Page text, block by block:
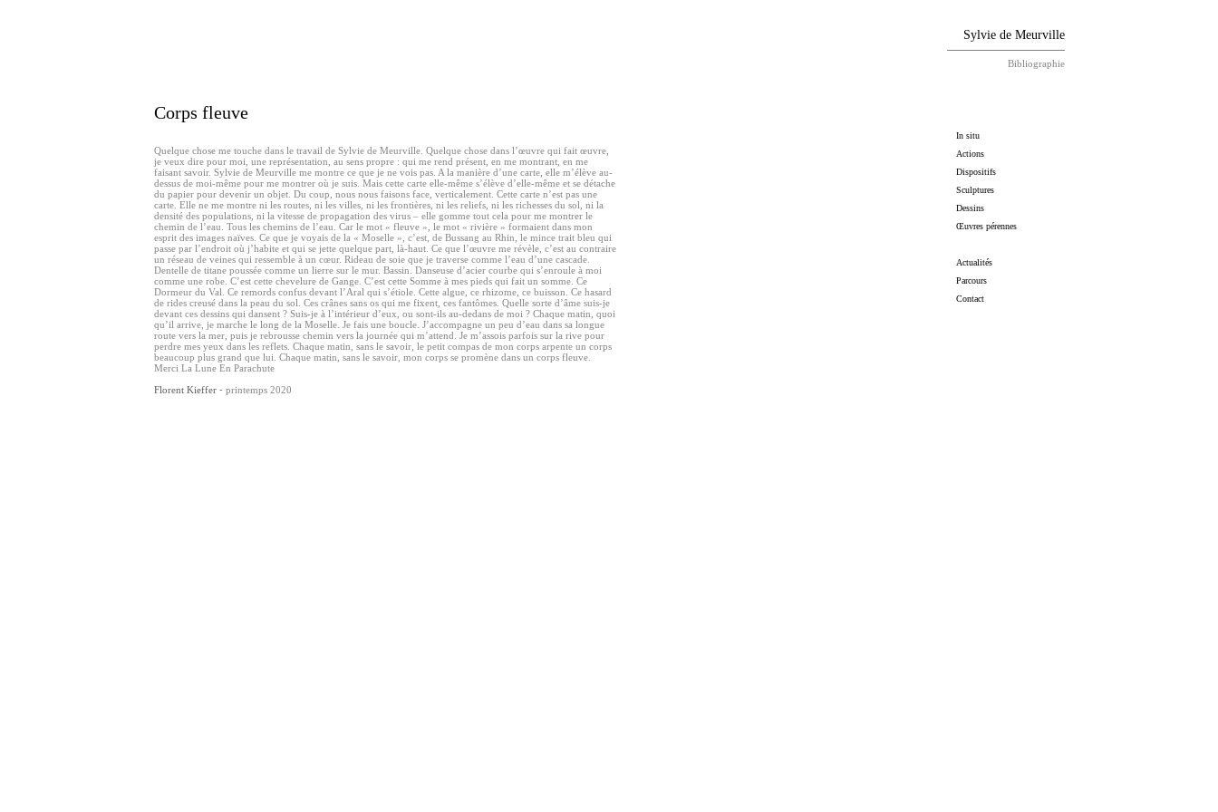
Corps fleuve
Quelque chose me touche dans le travail de Sylvie de Meurville. Quelque chose dans l’œuvre qui fait œuvre,
je veux dire pour moi, une représentation, au sens propre : qui me rend présent, en me montrant, en me
faisant savoir. Sylvie de Meurville me montre ce que je ne vois pas. A la manière d’une carte, elle m’élève au-
dessus de moi-même pour me montrer où je suis. Mais cette carte elle-même s’élève d’elle-même et se détache
du papier pour devenir un objet. Du coup, nous nous faisons face, verticalement. Cette carte n’est pas une
carte. Elle ne me montre ni les routes, ni les villes, ni les frontières, ni les reliefs, ni les richesses du sol, ni la
densité des populations, ni la vitesse de propagation des virus – elle gomme tout cela pour me montrer le
chemin de l’eau. Tous les chemins de l’eau. Car le mot « fleuve », le mot « rivière » formaient dans mon
esprit des images naïves. Ce que je voyais de la « Moselle », c’est, de Bussang au Rhin, le mince trait bleu qui
passe par l’endroit où j’habite et qui se jette quelque part, là-haut. Ce que l’œuvre me révèle, c’est au contraire
un réseau de veines qui ressemble à un cœur. Rideau de soie que je traverse comme l’eau d’une cascade.
Dentelle de titane poussée comme un lierre sur le mur. Bassin. Danseuse d’acier courbe qui s’enroule à moi
comme une robe. C’est cette chevelure de Gange. C’est cette Somme à mes pieds qui fait un somme. Ce
Dormeur du Val. Ce remords confus devant l’Aral qui s’étiole. Cette algue, ce rhizome, ce buisson. Ce hasard
de rides creusé dans la peau du sol. Ces crânes sans os qui me fixent, ces fantômes. Quelle sorte d’âme suis-je
devant ces dessins qui dansent ? Suis-je à l’intérieur d’eux, ou sont-ils au-dedans de moi ? Chaque matin, quoi
qu’il arrive, je marche le long de la Moselle. Je fais une boucle. J’accompagne un peu d’eau dans sa longue
route vers la mer, puis je rebrousse chemin vers la journée qui m’attend. Je m’assois parfois sur la rive pour
perdre mes yeux dans les reflets. Chaque matin, sans le savoir, le petit compas de mon corps arpente un corps
beaucoup plus grand que lui. Chaque matin, sans le savoir, mon corps se promène dans un corps fleuve.
Merci La Lune En Parachute
Florent Kieffer - printemps 2020
Sylvie de Meurville
Bibliographie
In situ
Actions
Dispositifs
Sculptures
Dessins
Œuvres pérennes
Actualités
Parcours
Contact